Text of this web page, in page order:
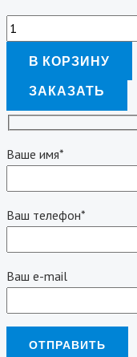
В КОРЗИНУ
ЗАКАЗАТЬ
Ваше имя*
Ваш телефон*
Ваш e-mail